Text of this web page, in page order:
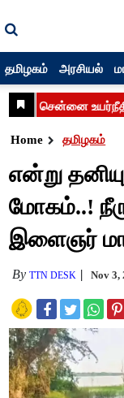
தமிழகம் அரசியல்
Home தமிழகம்
என்று
மோகம்..!
இளைஞர்
ByTTN DESK Nov 3,